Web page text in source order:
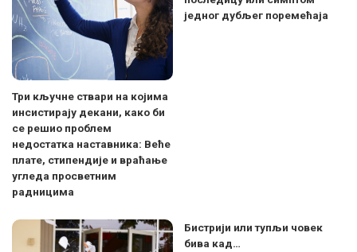
Три кључне ствари на којима
инсистирају декани, како би
се решио проблем
недостатка наставника: Веће
плате, стипендије и враћање
угледа просветним
радницима
једног дубљег поремећаја
Бистрији или тупљи човек
бива кад…